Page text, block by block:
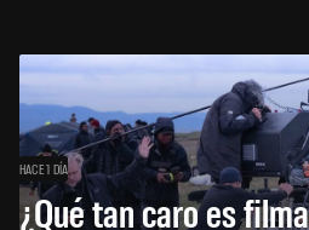
HACE 1 DÍA
¿Qué tan caro es